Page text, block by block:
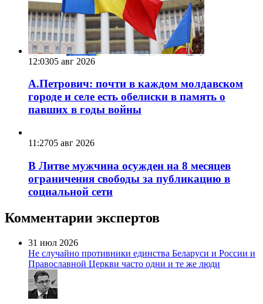
12:0305 авг 2026
А.Петрович: почти в каждом молдавском
городе и селе есть обелиски в память о
павших в годы войны
11:2705 авг 2026
В Литве мужчина осужден на 8 месяцев
ограничения свободы за публикацию в
социальной сети
Комментарии экспертов
31 июл 2026
Не случайно противники единства Беларуси и России и
Православной Церкви часто одни и те же люди